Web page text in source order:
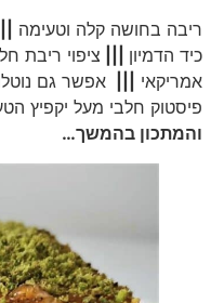
ריבה בחושה קלה וטעימה|||
כיד הדמיון|||
ציפוי ריבת
אמריקאי||| אפשר גם נוטלה
פיסטוק חלבי מעל יקפיץ
והמתכון בהמשך…